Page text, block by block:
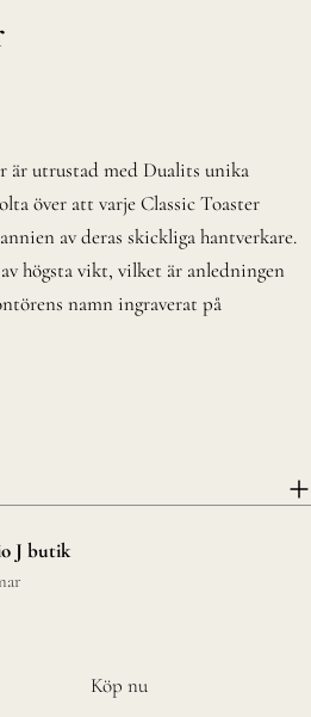
är utrustad med Dualits unika
över att varje Classic Toaster
av deras skickliga hantverkare.
högsta vikt, vilket är anledningen
namn ingraverat på
J butik
Köp nu